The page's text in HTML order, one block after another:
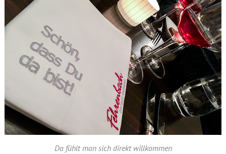
Da fühlt man sich direkt willkommen